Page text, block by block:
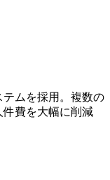
ムを採用。複数の
費を大幅に削減